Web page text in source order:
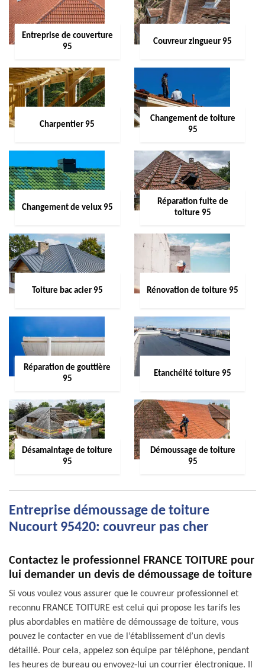
Entreprise de couverture
95
Couvreur zingueur 95
Charpentier 95
Changement de toiture
95
Changement de velux 95
Réparation fuite de
toiture 95
Toiture bac acier 95 Rénovation de toiture 95
Réparation de gouttière
95
Etanchéité toiture 95
Désamaintage de toiture
95
Démoussage de toiture
95
Entreprise démoussage de toiture
Nucourt 95420: couvreur pas cher
Contactez le professionnel FRANCE TOITURE pour
lui demander un devis de démoussage de toiture
Si vous voulez vous assurer que le couvreur professionnel et
reconnu FRANCE TOITURE est celui qui propose les tarifs les
plus abordables en matière de démoussage de toiture, vous
pouvez le contacter en vue de l’établissement d’un devis
détaillé. Pour cela, appelez son équipe par téléphone, pendant
les heures de bureau ou envoyez-lui un courrier électronique. Il